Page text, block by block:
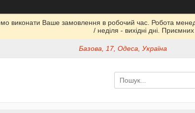
виконати Ваше замовлення в робочий час. Робота
/ неділя - вихідні дні.
Базова, 17, Одеса, Україна